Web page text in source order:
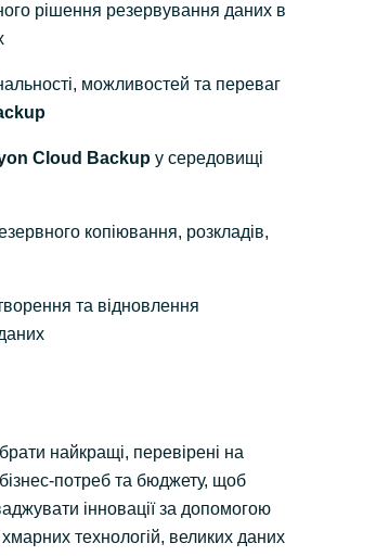
рішення резервування даних в
можливостей та переваг
Cloud Backupу середовищі
копіювання, розкладів,
та відновлення
найкращі, перевірені на
потреб та бюджету, щоб
інновації за допомогою
технологій, великих даних